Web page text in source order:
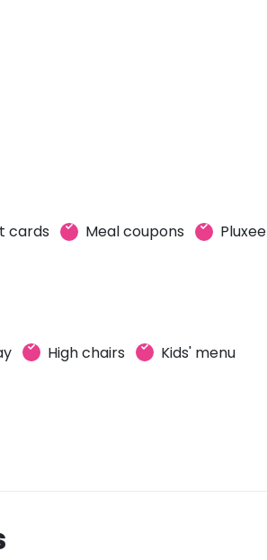
cards Meal coupons Pluxee
High chairs Kids' menu